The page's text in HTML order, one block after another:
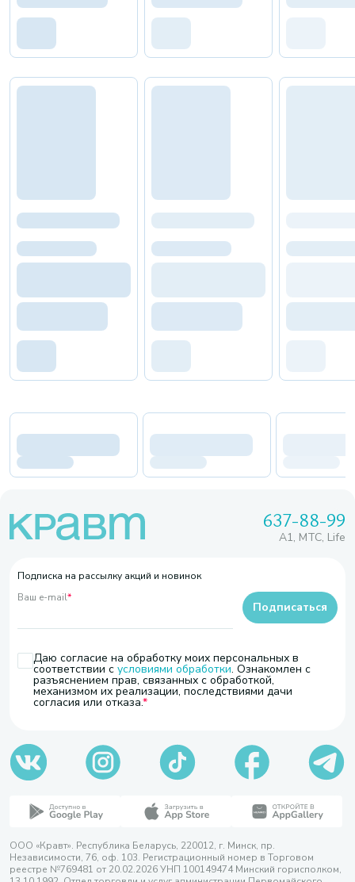
637-88-99
A1, МТС, Life
Подписка на рассылку акций и новинок
Ваш e-mail*
Даю согласие на обработку моих персональных в
соответствии с условиями обработки. Ознакомлен с
разъяснением прав, связанных с обработкой,
механизмом их реализации, последствиями дачи
согласия или отказа.
Подписаться
ООО «Кравт». Республика Беларусь, 220012, г. Минск, пр.
Независимости, 76, оф. 103. Регистрационный номер в Торговом
реестре №769481 от 20.02.2026 УНП 100149474 Минский горисполком,